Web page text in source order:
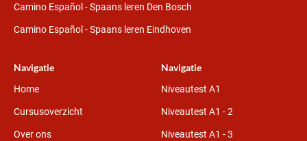
Camino Español - Spaans leren Den Bosch
Camino Español - Spaans leren Eindhoven
Navigatie
Home
Cursusoverzicht
Over ons
Navigatie
Niveautest A1
Niveautest A1 - 2
Niveautest A1 - 3